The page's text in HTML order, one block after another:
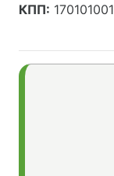
КПП: 170101001